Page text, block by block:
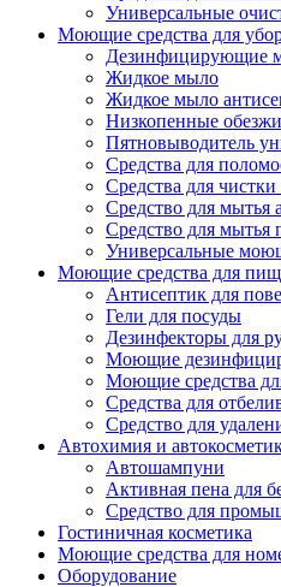
Универсальные
Моющие средства для
Дезинфицирующие
Жидкое мыло
Жидкое мыло
Низкопенные
Пятновыводитель
Средства для
Средства для
Средство для мытья
Средство для мытья
Универсальные
Моющие средства для
Антисептик для
Гели для посуды
Дезинфекторы для
Моющие
Моющие средства
Средства для
Средство для
Автохимия и
Автошампуни
Активная пена для
Средство для
Гостиничная косметика
Моющие средства для
Оборудование